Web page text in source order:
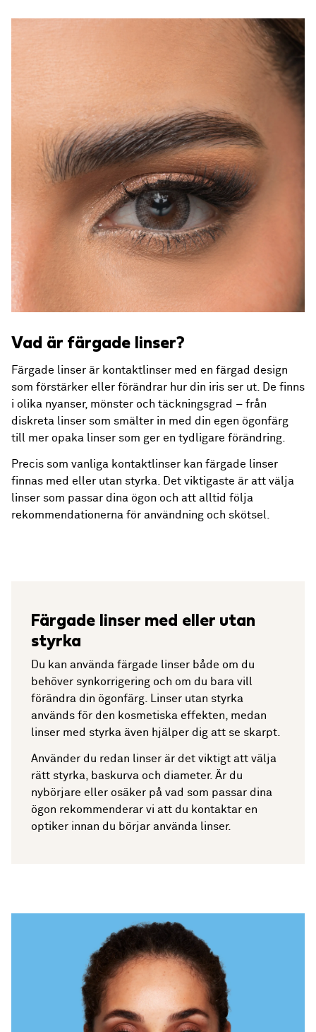
Vad är färgade linser?
Färgade linser är kontaktlinser med en färgad design
som förstärker eller förändrar hur din iris ser ut. De finns
i olika nyanser, mönster och täckningsgrad – från
diskreta linser som smälter in med din egen ögonfärg
till mer opaka linser som ger en tydligare förändring.
Precis som vanliga kontaktlinser kan färgade linser
finnas med eller utan styrka. Det viktigaste är att välja
linser som passar dina ögon och att alltid följa
rekommendationerna för användning och skötsel.
Färgade linser med eller utan
styrka
Du kan använda färgade linser både om du
behöver synkorrigering och om du bara vill
förändra din ögonfärg. Linser utan styrka
används för den kosmetiska effekten, medan
linser med styrka även hjälper dig att se skarpt.
Använder du redan linser är det viktigt att välja
rätt styrka, baskurva och diameter. Är du
nybörjare eller osäker på vad som passar dina
ögon rekommenderar vi att du kontaktar en
optiker innan du börjar använda linser.